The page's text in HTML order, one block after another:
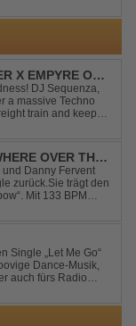
X EMPYRE ONE
DJ Sequenza,
a massive Techno
train and keeps
OVER THE
und Danny Fervent
zurück.Sie trägt den
Mit 133 BPM
Single „Let Me Go“
Dance-Musik,
auch fürs Radio
– man darf